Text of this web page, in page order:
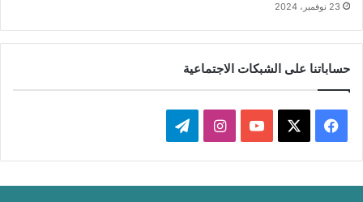
23 نوفمبر، 2024
حساباتنا على الشبكات الاجتماعية
ي
س
X
Y
o
ن
س
ي
ل